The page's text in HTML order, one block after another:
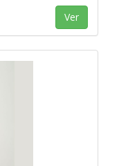
Ver